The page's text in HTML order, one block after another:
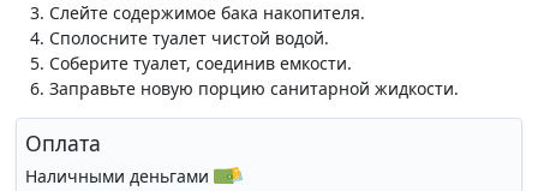
Слейте содержимое бака накопителя.
Сполосните туалет чистой водой.
Соберите туалет, соединив емкости.
Заправьте новую порцию санитарной жидкости.
Оплата
Наличными деньгами